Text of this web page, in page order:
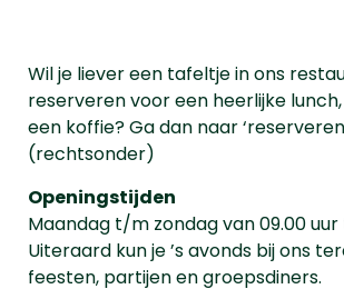
Wil je liever een tafeltje in ons
reserveren voor een heerlijke
een koffie? Ga dan naar
(rechtsonder)
Openingstijden
Maandag t/m zondag van 09.00 uur
Uiteraard kun je ’s avonds bij ons
feesten, partijen en groepsdiners.